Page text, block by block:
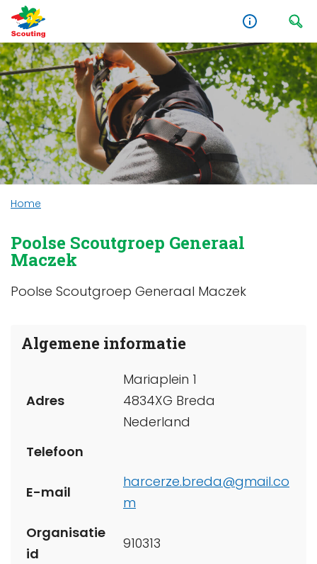
Home
Poolse Scoutgroep Generaal
Maczek
Poolse Scoutgroep Generaal Maczek
Algemene informatie
Adres
Mariaplein 1
4834XG Breda
Nederland
Telefoon
E-mail
harcerze.breda@gmail.co
m
Organisatie
id
910313